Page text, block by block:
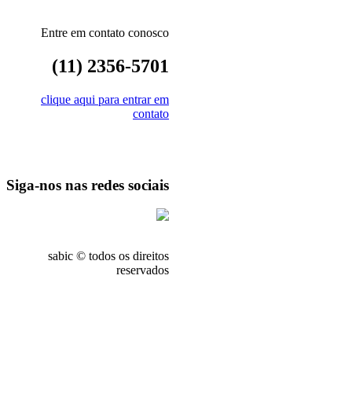
Entre em contato conosco
(11) 2356-5701
clique aqui para entrar em
contato
Siga-nos nas redes sociais
sabic © todos os direitos
reservados